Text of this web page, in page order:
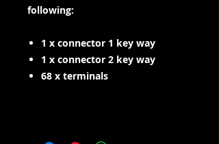
following:
1 x connector 1 key way
1 x connector 2 key way
68 x terminals